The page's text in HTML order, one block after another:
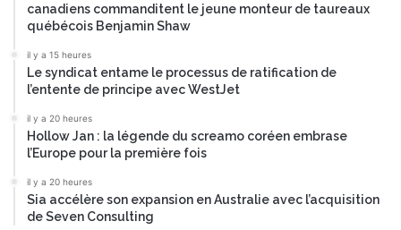
canadiens commanditent le jeune monteur de taureaux
québécois Benjamin Shaw
il y a 15 heures
Le syndicat entame le processus de ratification de
l’entente de principe avec WestJet
il y a 20 heures
Hollow Jan : la légende du screamo coréen embrase
l’Europe pour la première fois
il y a 20 heures
Sia accélère son expansion en Australie avec l’acquisition
de Seven Consulting